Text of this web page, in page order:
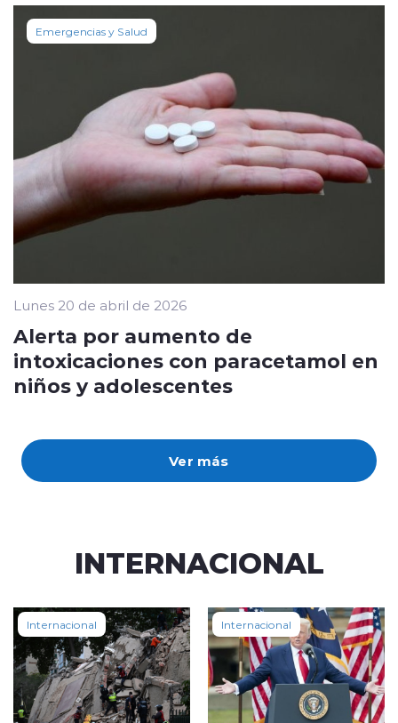
Ver más
Emergencias y Salud
Lunes 20 de abril de 2026
Alerta por aumento de
intoxicaciones con paracetamol en
niños y adolescentes
INTERNACIONAL
Internacional Internacional